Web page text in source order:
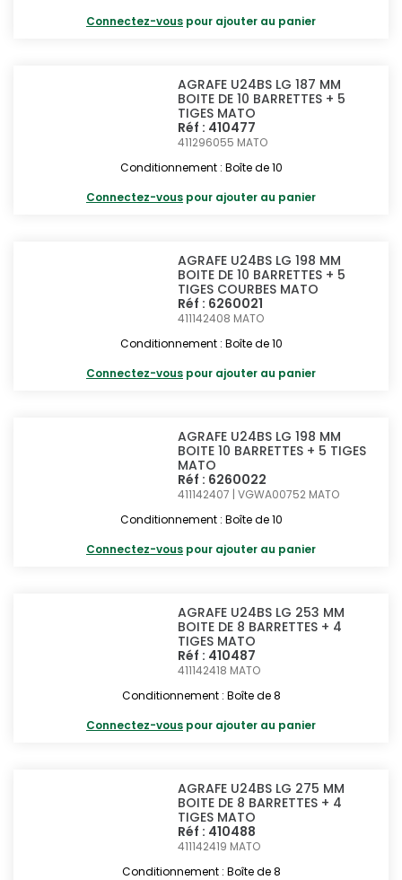
Connectez-vous pour ajouter au panier
AGRAFE U24BS LG 187 MM
BOITE DE 10 BARRETTES + 5
TIGES MATO
Réf : 410477
411296055 MATO
Conditionnement : Boîte de 10
Connectez-vous pour ajouter au panier
AGRAFE U24BS LG 198 MM
BOITE DE 10 BARRETTES + 5
TIGES COURBES MATO
Réf : 6260021
411142408 MATO
Conditionnement : Boîte de 10
Connectez-vous pour ajouter au panier
AGRAFE U24BS LG 198 MM
BOITE 10 BARRETTES + 5 TIGES
MATO
Réf : 6260022
411142407 | VGWA00752 MATO
Conditionnement : Boîte de 10
Connectez-vous pour ajouter au panier
AGRAFE U24BS LG 253 MM
BOITE DE 8 BARRETTES + 4
TIGES MATO
Réf : 410487
411142418 MATO
Conditionnement : Boîte de 8
Connectez-vous pour ajouter au panier
AGRAFE U24BS LG 275 MM
BOITE DE 8 BARRETTES + 4
TIGES MATO
Réf : 410488
411142419 MATO
Conditionnement : Boîte de 8